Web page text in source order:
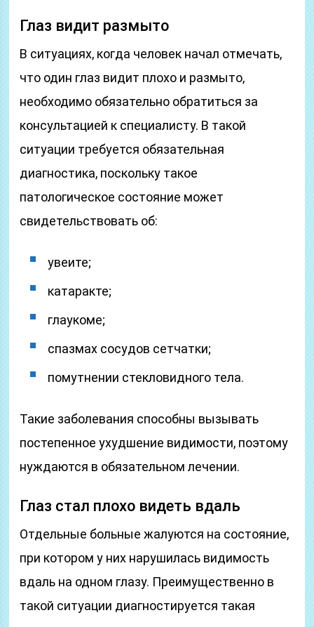
Глаз видит размыто
В ситуациях, когда человек начал отмечать,
что один глаз видит плохо и размыто,
необходимо обязательно обратиться за
консультацией к специалисту. В такой
ситуации требуется обязательная
диагностика, поскольку такое
патологическое состояние может
свидетельствовать об:
увеите;
катаракте;
глаукоме;
спазмах сосудов сетчатки;
помутнении стекловидного тела.
Такие заболевания способны вызывать
постепенное ухудшение видимости, поэтому
нуждаются в обязательном лечении.
Глаз стал плохо видеть вдаль
Отдельные больные жалуются на состояние,
при котором у них нарушилась видимость
вдаль на одном глазу. Преимущественно в
такой ситуации диагностируется такая